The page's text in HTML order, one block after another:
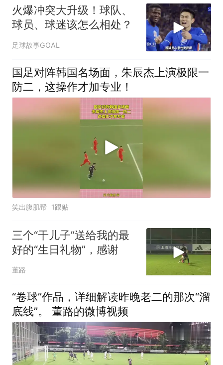
火爆冲突大升级！球队、
球员、球迷该怎么相处？
足球故事GOAL
国足对阵韩国名场面，朱辰杰上演极限一
防二，这操作才加专业！
笑出腹肌帮 1跟贴
三个“干儿子”送给我的最
好的“生日礼物”，感谢
董路
“卷球”作品，详细解读昨晚老二的那次“溜
底线”。 董路的微博视频